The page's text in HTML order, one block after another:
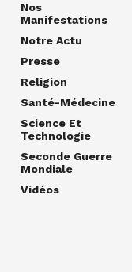
Nos
Manifestations
Notre Actu
Presse
Religion
Santé-Médecine
Science Et
Technologie
Seconde Guerre
Mondiale
Vidéos